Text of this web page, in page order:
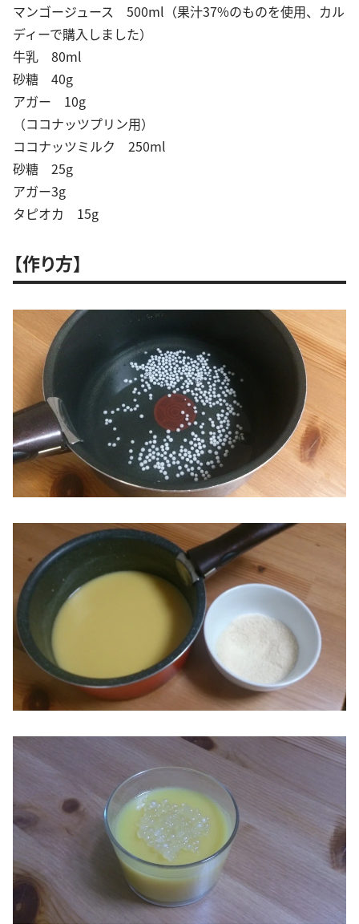
マンゴージュース 500ml（果汁37%のものを使用、カル
ディーで購入しました）
牛乳 80ml
砂糖 40g
アガー 10g
（ココナッツプリン用）
ココナッツミルク 250ml
砂糖 25g
アガー3g
タピオカ 15g
【作り方】